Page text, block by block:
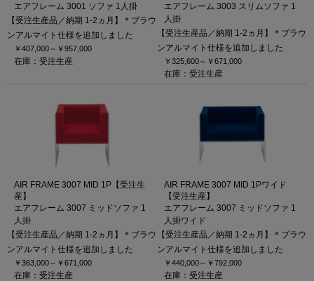
エアフレーム 3001 ソファ 1人掛
【受注生産品／納期 1-2ヵ月】＊ブラウ
ンアルマイト仕様を追加しました
￥407,000～ ￥957,000
在庫：受注生産
エアフレーム 3003 スリムソファ 1
人掛
【受注生産品／納期 1-2ヵ月】＊ブラウ
ンアルマイト仕様を追加しました
￥325,600～ ￥671,000
在庫：受注生産
AIR FRAME 3007 MID 1P【受注生
産】
エアフレーム 3007 ミッドソファ 1
人掛
【受注生産品／納期 1-2ヵ月】＊ブラウ
ンアルマイト仕様を追加しました
￥363,000～ ￥671,000
在庫：受注生産
AIR FRAME 3007 MID 1Pワイド
【受注生産】
エアフレーム 3007 ミッドソファ 1
人掛ワイド
【受注生産品／納期 1-2ヵ月】＊ブラウ
ンアルマイト仕様を追加しました
￥440,000～ ￥792,000
在庫：受注生産